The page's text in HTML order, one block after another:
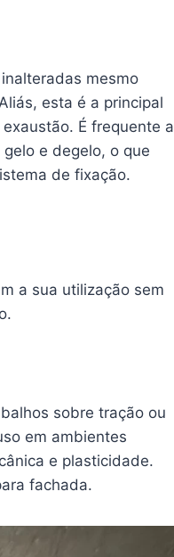
mesmo
esta é a principal
É frequente a
e degelo, o que
de fixação.
a sua utilização sem
sobre tração ou
em ambientes
e plasticidade.
fachada.